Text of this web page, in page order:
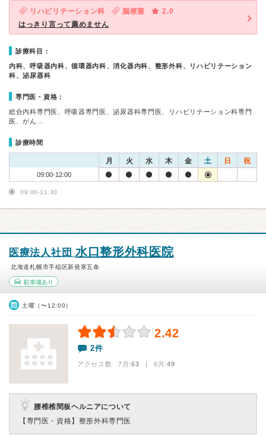
リハビリテーション科 脳梗塞
2.0
はっきり言って薦めません
診療科目：
内科、呼吸器内科、循環器内科、消化器内科、整形外科、リハビリテーション
科、泌尿器科
専門医・資格：
総合内科専門医、呼吸器専門医、泌尿器科専門医、リハビリテーション科専門
医、がん…
診療時間
月 火 水 木 金 土 日 祝
09:00-12:00
09:00-11:30
医療法人社団 水口整形外科医院
北海道札幌市手稲区新発寒五条
駐車場あり
土曜（〜12:00）
2.42
2件
アクセス数 7月:63 | 6月:49
腰椎椎間板ヘルニアについて
【専門医・資格】 整形外科専門医